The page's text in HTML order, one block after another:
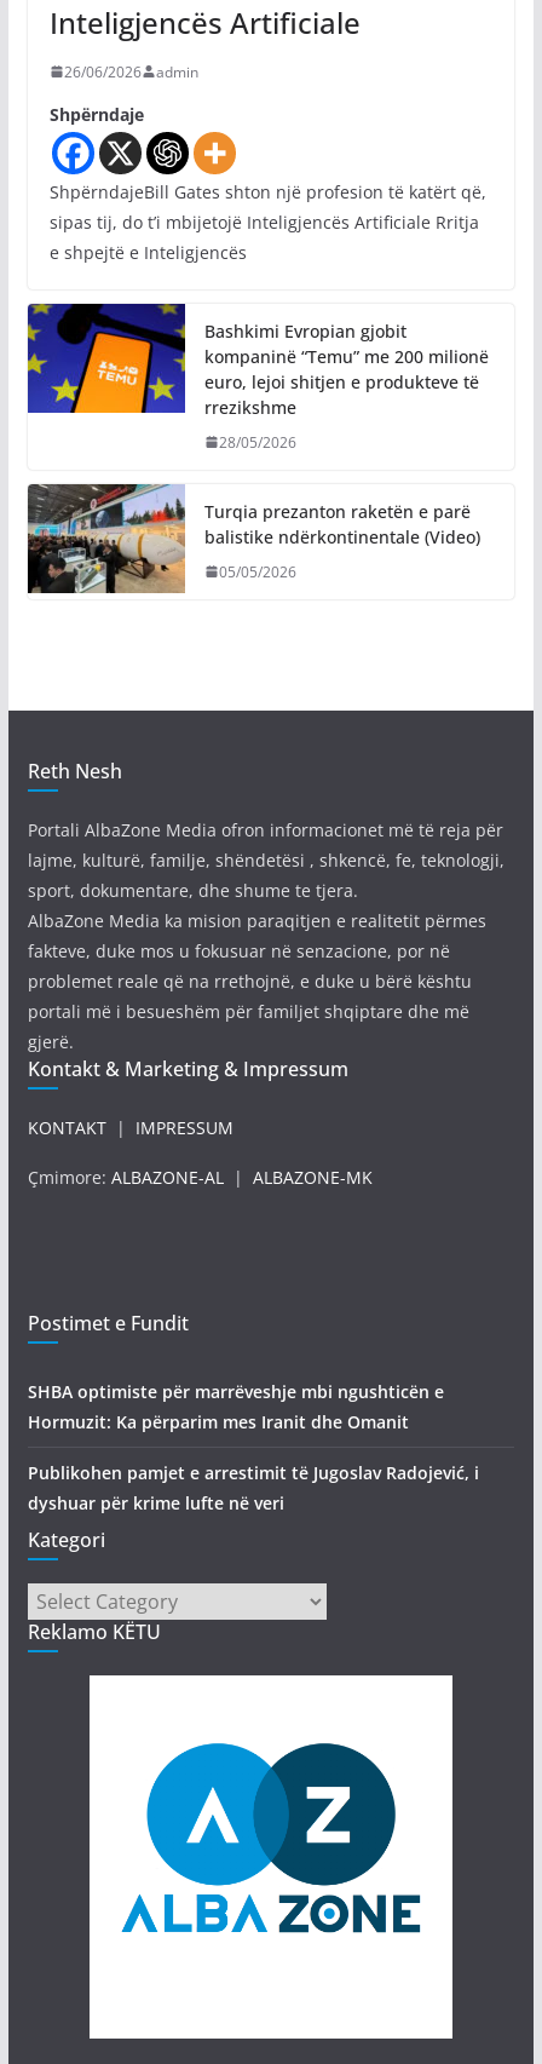
Inteligjencës Artificiale
26/06/2026 admin
Shpërndaje
ShpërndajeBill Gates shton një profesion të katërt që,
sipas tij, do t’i mbijetojë Inteligjencës Artificiale Rritja
e shpejtë e Inteligjencës
Bashkimi Evropian gjobit
kompaninë “Temu” me 200 milionë
euro, lejoi shitjen e produkteve të
rrezikshme
28/05/2026
Turqia prezanton raketën e parë
balistike ndërkontinentale (Video)
05/05/2026
Reth Nesh
Portali AlbaZone Media ofron informacionet më të reja për
lajme, kulturë, familje, shëndetësi , shkencë, fe, teknologji,
sport, dokumentare, dhe shume te tjera.
AlbaZone Media ka mision paraqitjen e realitetit përmes
fakteve, duke mos u fokusuar në senzacione, por në
problemet reale që na rrethojnë, e duke u bërë kështu
portali më i besueshëm për familjet shqiptare dhe më
gjerë.
Kontakt & Marketing & Impressum
KONTAKT| IMPRESSUM
Çmimore: ALBAZONE-AL| ALBAZONE-MK
Postimet e Fundit
SHBA optimiste për marrëveshje mbi ngushticën e
Hormuzit: Ka përparim mes Iranit dhe Omanit
Publikohen pamjet e arrestimit të Jugoslav Radojević, i
dyshuar për krime lufte në veri
Kategori
Kategori
Reklamo KËTU